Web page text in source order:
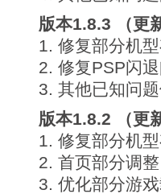
版本1.8.3 （更
1. 修复部分机
2. 修复PSP闪退
3. 其他已知问题
版本1.8.2 （更
1. 修复部分机
2. 首页部分调
3. 优化部分游戏